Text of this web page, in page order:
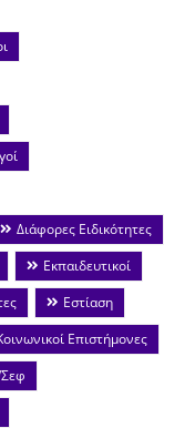
Διάφορες Ειδικότητες
Εκπαιδευτικοί
Εστίαση
Επιστήμονες